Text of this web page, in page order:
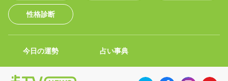
性格診断
今日の運勢 占い事典